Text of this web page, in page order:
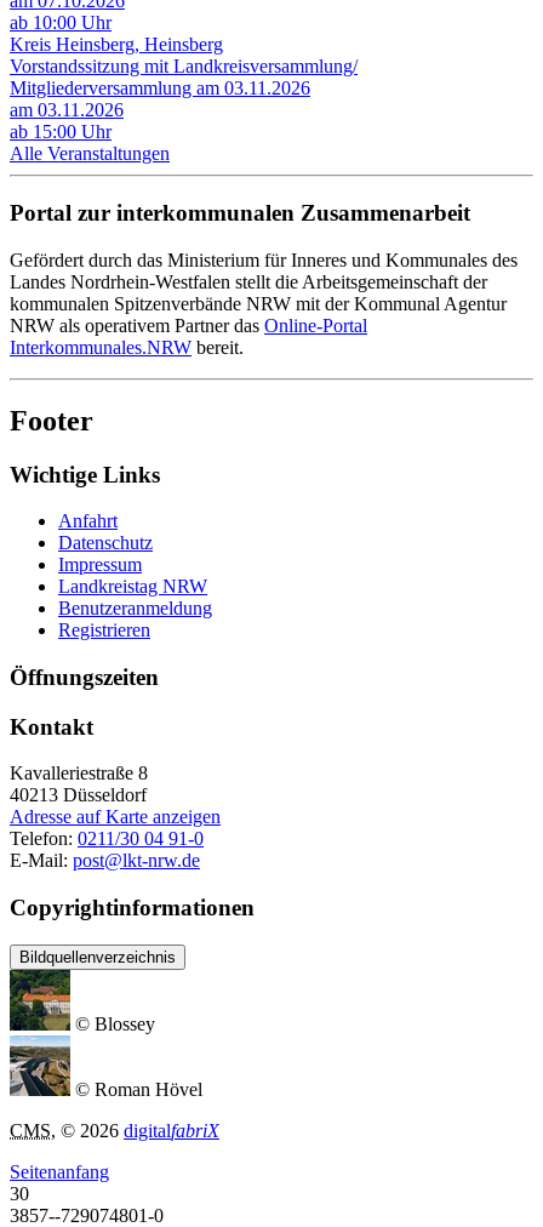
ab 10:00 Uhr
Kreis Heinsberg, Heinsberg
Vorstandssitzung mit Landkreisversammlung/
Mitgliederversammlung am 03.11.2026
am 03.11.2026
ab 15:00 Uhr
Alle Veranstaltungen
Portal zur interkommunalen Zusammenarbeit
Gefördert durch das Ministerium für Inneres und Kommunales des
Landes Nordrhein-Westfalen stellt die Arbeitsgemeinschaft der
kommunalen Spitzenverbände NRW mit der Kommunal Agentur
NRW als operativem Partner das Online-Portal
Interkommunales.NRW bereit.
Footer
Wichtige Links
Anfahrt
Datenschutz
Impressum
Landkreistag NRW
Benutzeranmeldung
Registrieren
Öffnungszeiten
Kontakt
Kavalleriestraße 8
40213 Düsseldorf
Adresse auf Karte anzeigen
Telefon: 0211/30 04 91-0
E-Mail: post@lkt-nrw.de
Copyrightinformationen
Bildquellenverzeichnis
© Blossey
© Roman Hövel
CMS, © 2026 digitalfabriX
Seitenanfang
30
3857--729074801-0